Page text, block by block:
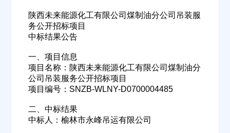
陕西未来能源化工有限公司煤制油分公司吊装服
务公开招标项目
中标结果公告
一、项目信息
项目名称：陕西未来能源化工有限公司煤制油分
公司吊装服务公开招标项目
项目编号：SNZB-WLNY-D0700004485
二、中标结果
中标人：榆林市永峰吊运有限公司